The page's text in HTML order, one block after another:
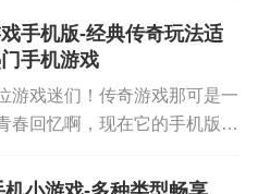
助判断支撑和阻力位，
。
格联动
了当年的热血与激情。下面就
解一下免费传奇手机游戏的魅
手机版-经典传奇玩法适
手机游戏
游戏迷们！传奇游戏那可是一
春回忆啊，现在它的手机版更
法原汁原味地搬到了手机上，